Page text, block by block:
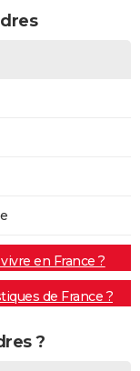
en France ?
de France ?
?